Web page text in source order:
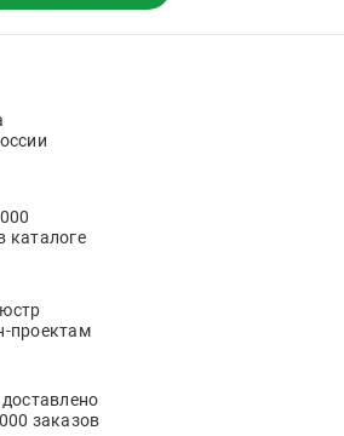
каталоге
проектам
заказов